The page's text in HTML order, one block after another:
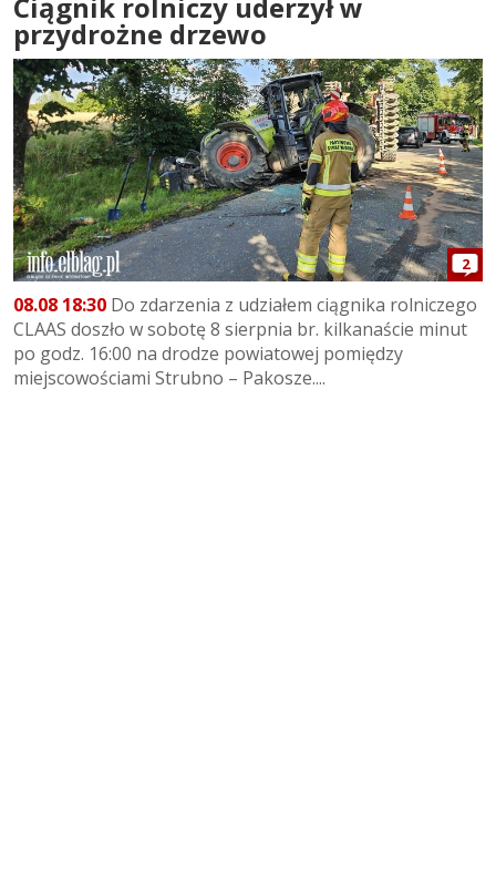
przydrożne drzewo
2
08.08 18:30 Do zdarzenia z udziałem ciągnika rolniczego
CLAAS doszło w sobotę 8 sierpnia br. kilkanaście minut
po godz. 16:00 na drodze powiatowej pomiędzy
miejscowościami Strubno – Pakosze....